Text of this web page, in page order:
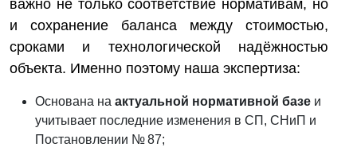
важно не только соответствие нормативам, но
и сохранение баланса между стоимостью,
сроками и технологической надёжностью
объекта. Именно поэтому наша экспертиза:
Основана на актуальной нормативной базе и
учитывает последние изменения в СП, СНиП и
Постановлении № 87;